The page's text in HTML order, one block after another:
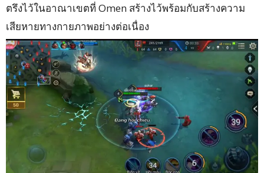
ตรึงไว้ในอาณาเขตที่ Omen สร้างไว้พร้อมกับสร้างความ
เสียหายทางกายภาพอย่างต่อเนื่อง